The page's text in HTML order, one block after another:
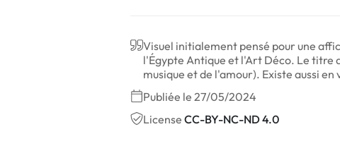
Visuel initialement pensé pour une
l'Égypte Antique et l'Art Déco. Le titre
musique et de l'amour). Existe aussi
Publiée le 27/05/2024
License CC-BY-NC-ND 4.0